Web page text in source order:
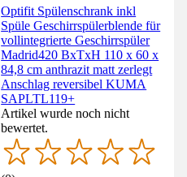
Optifit Spülenschrank inkl
Spüle Geschirrspülerblende für
vollintegrierte Geschirrspüler
Madrid420 BxTxH 110 x 60 x
84,8 cm anthrazit matt zerlegt
Anschlag reversibel KUMA
SAPLTL119+
Artikel wurde noch nicht
bewertet.